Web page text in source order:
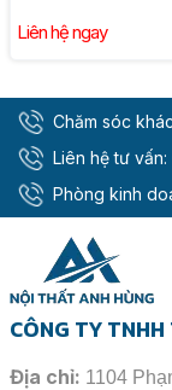
Liên hệ ngay
Chăm sóc
Liên hệ tư vấn:
Phòng kinh
CÔNG TY
Địa chỉ: 1104